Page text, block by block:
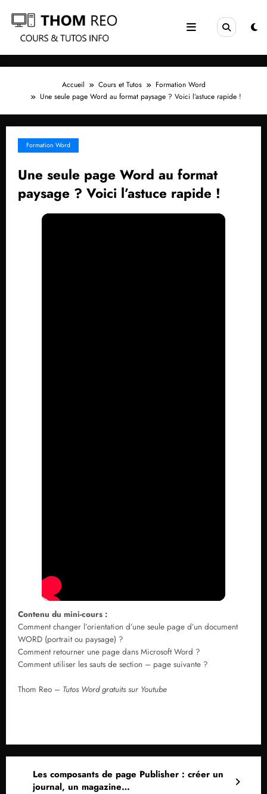
contenu
Accueil Cours et Tutos
Formation Word
Une seule page Word au format paysage ? Voici l’astuce rapide !
Formation Word
Une seule page Word au format
paysage ? Voici l’astuce rapide !
Contenu du mini-cours :
Comment changer l’orientation d’une seule page d’un document
WORD (portrait ou paysage) ?
Comment retourner une page dans Microsoft Word ?
Comment utiliser les sauts de section – page suivante ?
Thom Reo – Tutos Word gratuits sur Youtube
Les composants de page Publisher : créer un
journal, un magazine…